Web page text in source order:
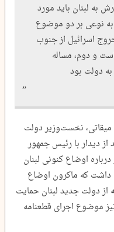
لبنان باید مورد
نوعی بر دو موضوع
اسرائیل از جنوب
است و دوم، مساله
دولت بود
نخست‌وزیر دولت
از دیدار با رئیس جمهور
اوضاع کنونی لبنان
داشت که ماکرون اوضاع
دولت جدید لبنان حمایت
موضوع اجرای قطعنامه